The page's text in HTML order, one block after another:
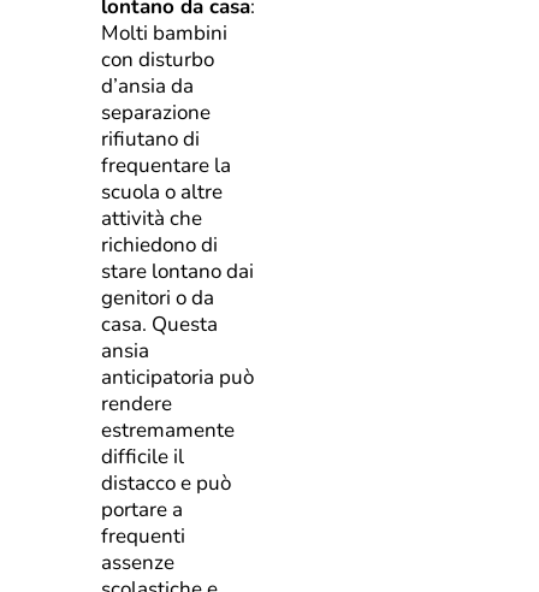
lontano da casa:
Molti bambini
con disturbo
d’ansia da
separazione
rifiutano di
frequentare la
scuola o altre
attività che
richiedono di
stare lontano dai
genitori o da
casa. Questa
ansia
anticipatoria può
rendere
estremamente
difficile il
distacco e può
portare a
frequenti
assenze